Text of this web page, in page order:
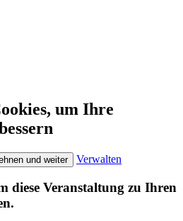
um Ihre
und weiter Verwalten
diese Veranstaltung zu Ihren